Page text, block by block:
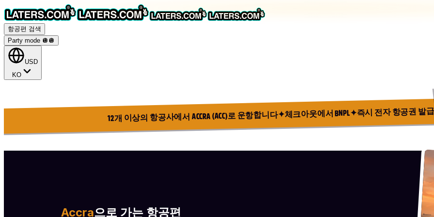
항공편 검색
Party mode 🪩 🪩
USD
KO
12개 이상의 항공사에서 ACCRA (ACC)로 운항합니다✦체크아웃에서 BNPL✦즉시 전자 항공권 발급
Accra으로 가는 항공편